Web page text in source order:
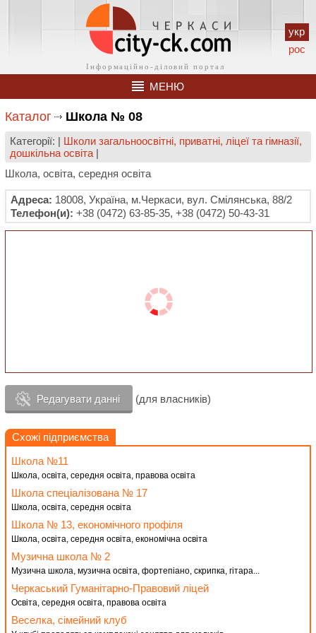
укр
рос
МЕНЮ
Каталог Школа № 08
Категорії: | Школи загальноосвітні, приватні, ліцеї та гімназії,
дошкільна освіта |
Школа, освіта, середня освіта
Адреса: 18008, Україна, м.Черкаси, вул. Смілянська, 88/2
Телефон(и): +38 (0472) 63-85-35, +38 (0472) 50-43-31
Редагувати данні (для власників)
Схожі підприємства
Школа №11
Школа, освіта, середня освіта, правова освіта
Школа спеціалізована № 17
Школа, освіта, середня освіта
Школа № 13, економічного профіля
Школа, освіта, середня освіта, економічна освіта
Музична школа № 2
Музична школа, музична освіта, фортепіано, скрипка, гітара...
Черкаський Гуманітарно-Правовий ліцей
Освіта, середня освіта, правова освіта
Веселка, сімейний клуб